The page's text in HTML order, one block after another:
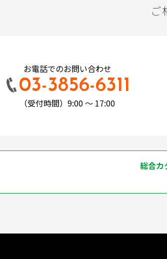
ご
お電話でのお問い合わせ
03-3856-6311
（受付時間）9:00 ～ 17:00
総合カ